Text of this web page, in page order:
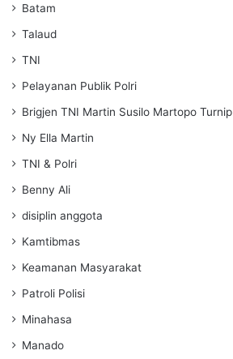
Batam
Talaud
TNI
Pelayanan Publik Polri
Brigjen TNI Martin Susilo Martopo Turnip
Ny Ella Martin
TNI & Polri
Benny Ali
disiplin anggota
Kamtibmas
Keamanan Masyarakat
Patroli Polisi
Minahasa
Manado